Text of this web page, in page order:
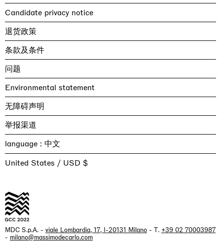
Candidate privacy notice
退货政策
条款及条件
问题
Environmental statement
无障碍声明
举报渠道
language :
United States / USD $
MDC S.p.A. - viale Lombardia, 17, I-20131 Milano - T. +39 02 70003987
- milano@massimodecarlo.com